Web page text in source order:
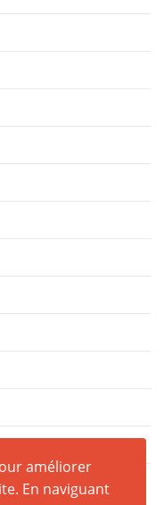
améliorer
En naviguant